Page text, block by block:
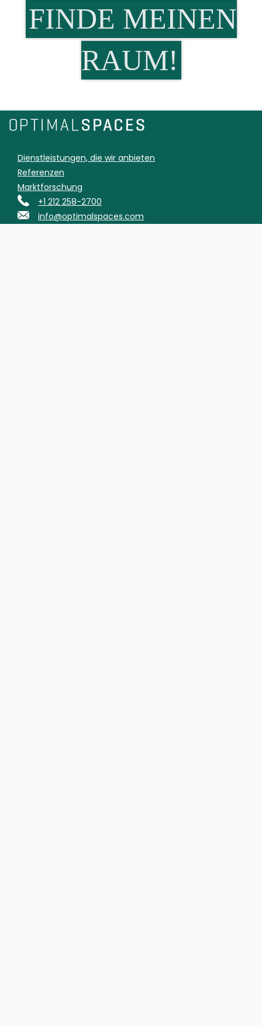
FINDE MEINEN
RAUM!
Dienstleistungen, die wir anbieten
Referenzen
Marktforschung
+1 212 258-2700
info@optimalspaces.com